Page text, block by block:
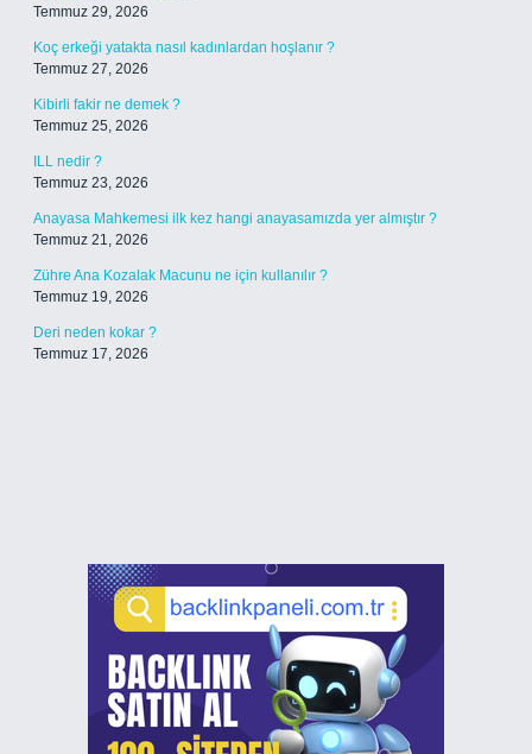
Temmuz 29, 2026
Koç erkeği yatakta nasıl kadınlardan hoşlanır ?
Temmuz 27, 2026
Kibirli fakir ne demek ?
Temmuz 25, 2026
ILL nedir ?
Temmuz 23, 2026
Anayasa Mahkemesi ilk kez hangi anayasamızda yer almıştır ?
Temmuz 21, 2026
Zühre Ana Kozalak Macunu ne için kullanılır ?
Temmuz 19, 2026
Deri neden kokar ?
Temmuz 17, 2026